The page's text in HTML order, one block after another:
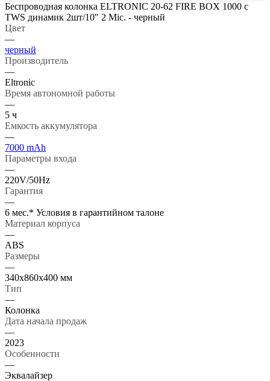
Беспроводная колонка ELTRONIC 20-62 FIRE BOX 1000 с
TWS динамик 2шт/10" 2 Mic. - черный
Цвет
—
черный
Производитель
—
Eltronic
Время автономной работы
—
5 ч
Емкость аккумулятора
—
7000 mAh
Параметры входа
—
220V/50Hz
Гарантия
—
6 мес.* Условия в гарантийном талоне
Материал корпуса
—
ABS
Размеры
—
340x860x400 мм
Тип
—
Колонка
Дата начала продаж
—
2023
Особенности
—
Эквалайзер